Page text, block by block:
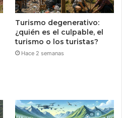
Turismo degenerativo:
¿quién es el culpable, el
turismo o los turistas?
Hace 2 semanas